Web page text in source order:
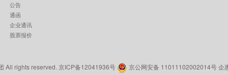
公告
通函
企业通讯
股票报价
All rights reserved. 京ICP备12041936号 京公网安备 11011102002014号 企